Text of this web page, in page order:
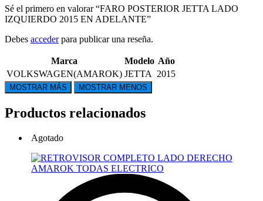
Sé el primero en valorar “FARO POSTERIOR JETTA LADO
IZQUIERDO 2015 EN ADELANTE”
Debes accederpara publicar una reseña.
Marca Modelo Año
VOLKSWAGEN(AMAROK) JETTA 2015
Productos relacionados
Agotado